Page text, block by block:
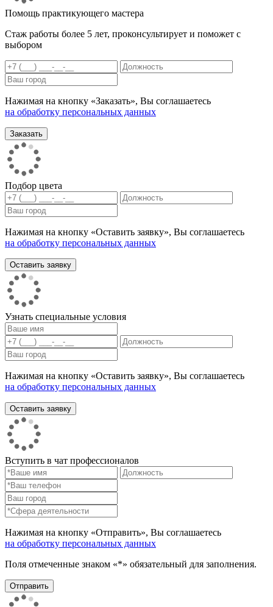
Помощь практикующего мастера
Стаж работы более 5 лет, проконсультирует и поможет с
выбором
Нажимая на кнопку «Заказать», Вы соглашаетесь
на обработку персональных данных
Подбор цвета
Нажимая на кнопку «Оставить заявку», Вы соглашаетесь
на обработку персональных данных
Узнать специальные условия
Нажимая на кнопку «Оставить заявку», Вы соглашаетесь
на обработку персональных данных
Вступить в чат профессионалов
Нажимая на кнопку «Отправить», Вы соглашаетесь
на обработку персональных данных
Поля отмеченные знаком «*» обязательный для заполнения.